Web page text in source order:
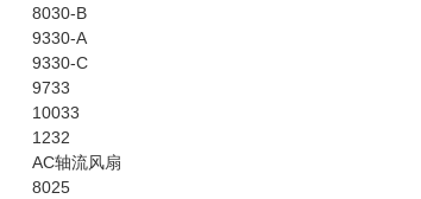
8030-B
9330-A
9330-C
9733
10033
1232
AC轴流风扇
8025